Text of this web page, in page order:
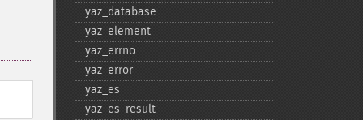
yaz_​database
yaz_​element
yaz_​errno
yaz_​error
yaz_​es
yaz_​es_​result